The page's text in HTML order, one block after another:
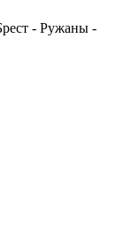
- Ружаны -